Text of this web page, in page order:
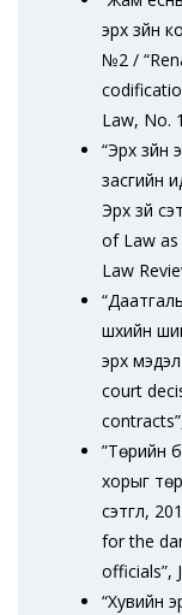
эрх зүйн
№2 /
Law, No.
“Эрх
засгийн
Эрх зүй
of Law
Law
шүүхийн
эрх
court
”Төрийн
хорыг төр
сэтгүүл,
for the
officials”,
“Хувийн